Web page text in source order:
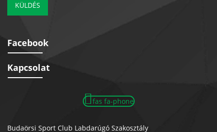
KÜLDÉS
Facebook
Kapcsolat
fas fa-phone
Budaörsi Sport Club Labdarúgó Szakosztály